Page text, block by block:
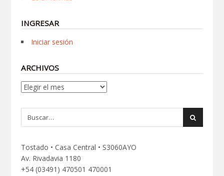
INGRESAR
Iniciar sesión
ARCHIVOS
Archivos
Tostado • Casa Central • S3060AYO
Av. Rivadavia 1180
+54 (03491) 470501 470001